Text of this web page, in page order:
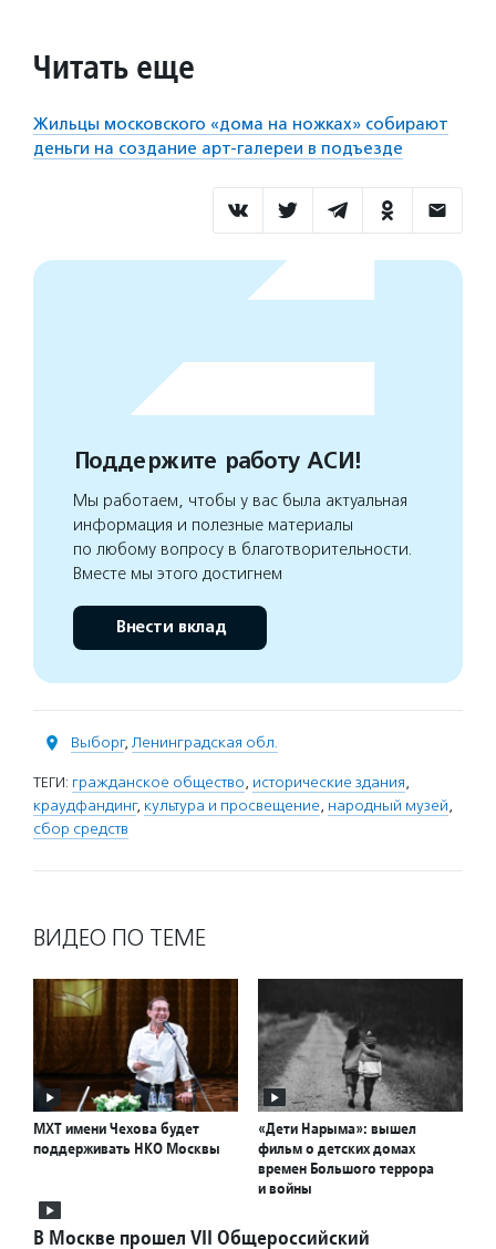
Читать еще
Жильцы московского «дома на ножках» собирают
деньги на создание арт-галереи в подъезде
Поддержите работу АСИ!
Мы работаем, чтобы у вас была актуальная
информация и полезные материалы
по любому вопросу в благотворительности.
Вместе мы этого достигнем
Внести вклад
Выборг, Ленинградская обл.
ТЕГИ: гражданское общество, исторические здания,
краудфандинг, культура и просвещение, народный музей,
сбор средств
ВИДЕО ПО ТЕМЕ
МХТ имени Чехова будет
поддерживать НКО Москвы
«Дети Нарыма»: вышел
фильм о детских домах
времен Большого террора
и войны
В Москве прошел VII Общероссийский